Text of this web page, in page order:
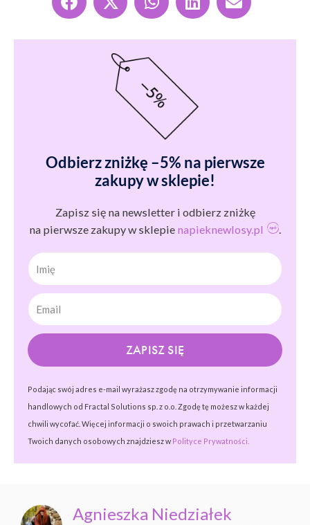
Odbierz zniżkę –5% na pierwsze
zakupy w sklepie!
Zapisz się na newsletter i odbierz zniżkę
na pierwsze zakupy w sklepie napieknewlosy.pl .
Imię
ZAPISZ SIĘ
Podając swój adres e-mail wyrażasz zgodę na otrzymywanie informacji
handlowych od Fractal Solutions sp. z o.o. Zgodę tę możesz w każdej
chwili wycofać. Więcej informacji o swoich prawach i przetwarzaniu
Twoich danych osobowych znajdziesz w Polityce Prywatności.
Agnieszka Niedziałek